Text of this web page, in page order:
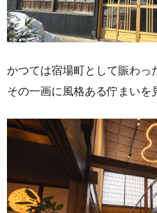
かつては宿場町として賑わっ
その一画に風格ある佇まいを